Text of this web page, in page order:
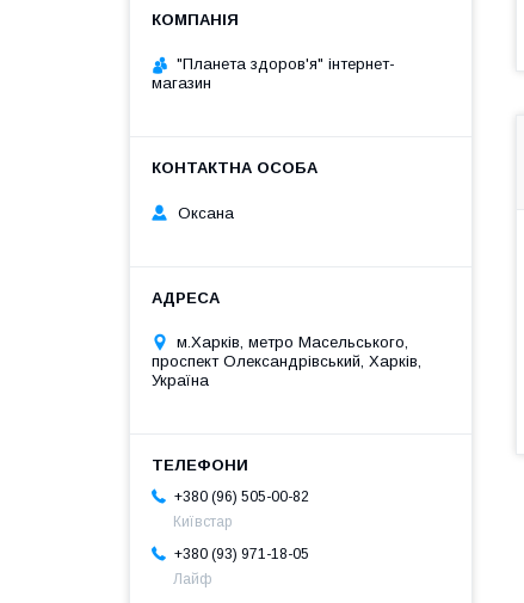
"Планета здоров'я" інтернет-
магазин
Оксана
м.Харків, метро Масельського,
проспект Олександрівський, Харків,
Україна
+380 (96) 505-00-82
Київстар
+380 (93) 971-18-05
Лайф